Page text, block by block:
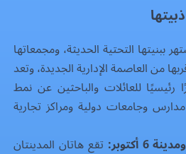
ببنيتها التحتية الحديثة، ومجمعاتها
من العاصمة الإدارية الجديدة، وتعد
رئيسيًا للعائلات والباحثين عن نمط
وجامعات دولية ومراكز تجارية
أكتوبر: تقع هاتان المدينتان